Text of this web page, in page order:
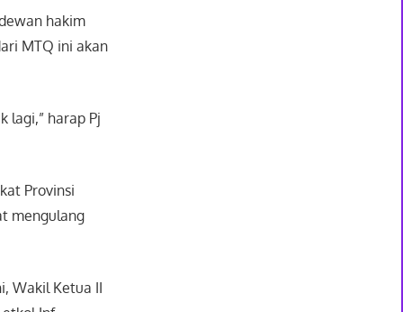
hakim
MTQ ini akan
lagi,” harap Pj
Provinsi
mengulang
Wakil Ketua II